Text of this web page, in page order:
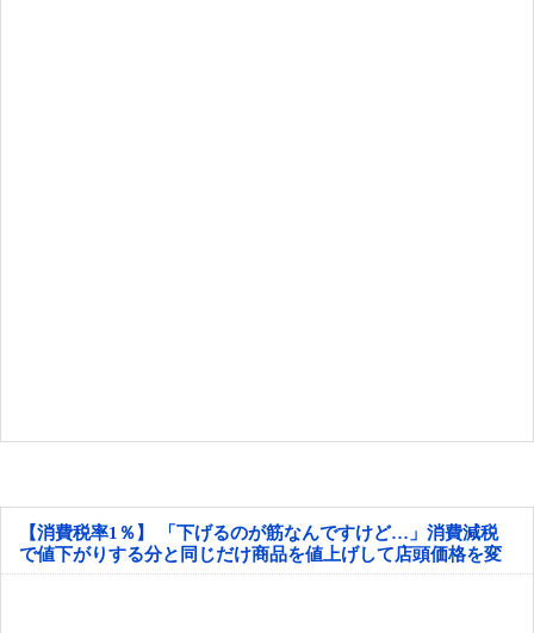
【消費税率1％】 「下げるのが筋なんですけど…」消費減税
で値下がりする分と同じだけ商品を値上げして店頭価格を変
えない店も